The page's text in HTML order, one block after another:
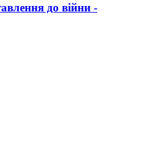
до війни -